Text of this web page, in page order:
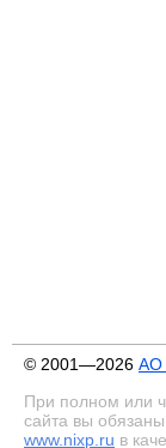
© 2001—2026 АО
При полном или
сайта вы
www.nixp.ru в